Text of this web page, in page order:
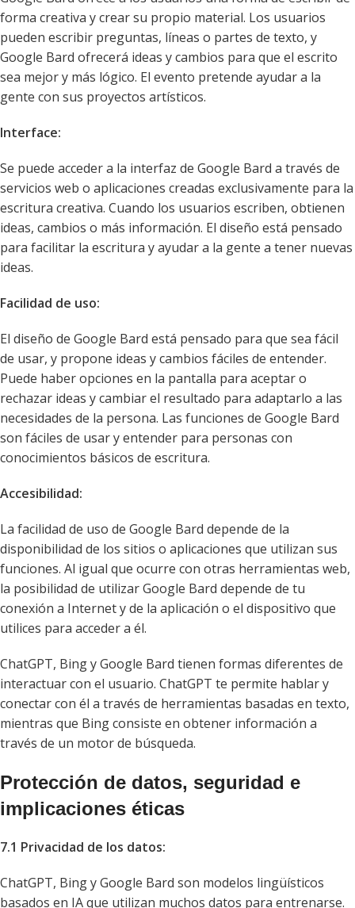
forma creativa y crear su propio material. Los usuarios
pueden escribir preguntas, líneas o partes de texto, y
Google Bard ofrecerá ideas y cambios para que el escrito
sea mejor y más lógico. El evento pretende ayudar a la
gente con sus proyectos artísticos.
Interface:
Se puede acceder a la interfaz de Google Bard a través de
servicios web o aplicaciones creadas exclusivamente para la
escritura creativa. Cuando los usuarios escriben, obtienen
ideas, cambios o más información. El diseño está pensado
para facilitar la escritura y ayudar a la gente a tener nuevas
ideas.
Facilidad de uso:
El diseño de Google Bard está pensado para que sea fácil
de usar, y propone ideas y cambios fáciles de entender.
Puede haber opciones en la pantalla para aceptar o
rechazar ideas y cambiar el resultado para adaptarlo a las
necesidades de la persona. Las funciones de Google Bard
son fáciles de usar y entender para personas con
conocimientos básicos de escritura.
Accesibilidad:
La facilidad de uso de Google Bard depende de la
disponibilidad de los sitios o aplicaciones que utilizan sus
funciones. Al igual que ocurre con otras herramientas web,
la posibilidad de utilizar Google Bard depende de tu
conexión a Internet y de la aplicación o el dispositivo que
utilices para acceder a él.
ChatGPT, Bing y Google Bard tienen formas diferentes de
interactuar con el usuario. ChatGPT te permite hablar y
conectar con él a través de herramientas basadas en texto,
mientras que Bing consiste en obtener información a
través de un motor de búsqueda.
Protección de datos, seguridad e
implicaciones éticas
7.1 Privacidad de los datos:
ChatGPT, Bing y Google Bard son modelos lingüísticos
basados en IA que utilizan muchos datos para entrenarse.